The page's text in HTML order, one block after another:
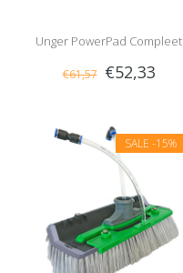
Unger PowerPad Compleet
€61,57 €52,33
SALE -15%